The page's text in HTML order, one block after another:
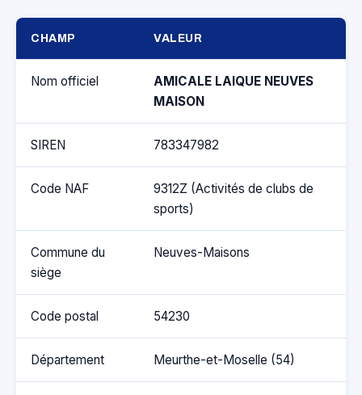
CHAMP VALEUR
Nom officiel
AMICALE LAIQUE NEUVES
MAISON
SIREN 783347982
Code NAF
9312Z (Activités de clubs de
sports)
Commune du
siège
Neuves-Maisons
Code postal 54230
Département Meurthe-et-Moselle (54)